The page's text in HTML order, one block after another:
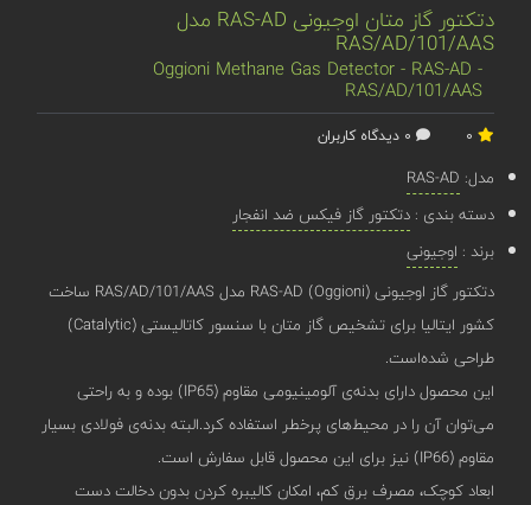
دتکتور گاز متان اوجیونی RAS-AD مدل
RAS/AD/101/AAS
Oggioni Methane Gas Detector - RAS-AD -
RAS/AD/101/AAS
مدل: RAS-AD
دسته بندی :دتکتور گاز فیکس ضد انفجار
برند : اوجیونی
دتکتور گاز اوجیونی (Oggioni) RAS-AD مدل RAS/AD/101/AAS ساخت
کشور ایتالیا برای تشخیص گاز متان با سنسور کاتالیستی (Catalytic)
طراحی شده‌است.
این محصول دارای بدنه‌‌ی آلومینیومی مقاوم (IP65) بوده و به راحتی
می‌توان آن‌ را در محیط‌های پرخطر استفاده کرد.البته بدنه‌ی فولادی بسیار
مقاوم (IP66) نیز برای این محصول قابل سفارش است.
ابعاد کوچک، مصرف برق کم، امکان کالیبره کردن بدون دخالت دست